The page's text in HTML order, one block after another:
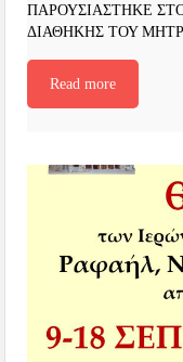
ΠΑΡΟΥΣΙΑΣΤΗΚΕ
ΔΙΑΘΗΚΗΣ ΤΟΥ
Read more